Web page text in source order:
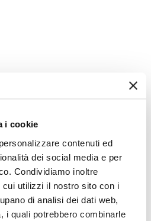
i cookie
contenuti ed
dei social media e per
Condividiamo inoltre
utilizzi il nostro sito con i
di analisi dei dati web,
i quali potrebbero combinarle